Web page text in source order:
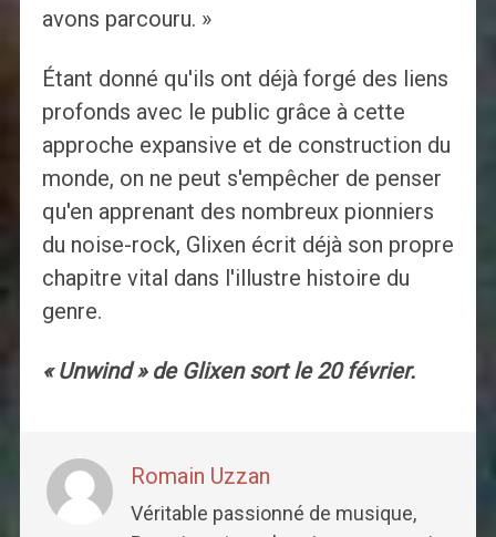
avons parcouru. »
Étant donné qu'ils ont déjà forgé des liens
profonds avec le public grâce à cette
approche expansive et de construction du
monde, on ne peut s'empêcher de penser
qu'en apprenant des nombreux pionniers
du noise-rock, Glixen écrit déjà son propre
chapitre vital dans l'illustre histoire du
genre.
« Unwind » de Glixen sort le 20 février.
Romain Uzzan
Véritable passionné de musique,